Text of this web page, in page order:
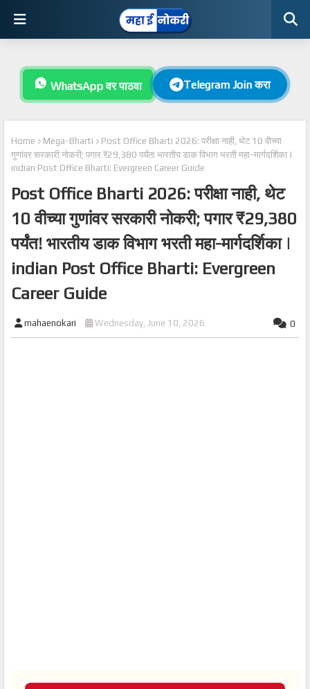
WhatsApp वर पाठवा Telegram Join करा
Home Mega-Bharti
Post Office Bharti 2026: परीक्षा नाही, थेट 10 वीच्या
गुणांवर सरकारी नोकरी; पगार ₹29,380 पर्यंत! भारतीय डाक विभाग भरती महा-मार्गदर्शिका |
indian Post Office Bharti: Evergreen Career Guide
Post Office Bharti 2026: परीक्षा नाही, थेट
10 वीच्या गुणांवर सरकारी नोकरी; पगार ₹29,380
पर्यंत! भारतीय डाक विभाग भरती महा-मार्गदर्शिका |
indian Post Office Bharti: Evergreen
Career Guide
mahaenokari Wednesday, June 10, 2026 0